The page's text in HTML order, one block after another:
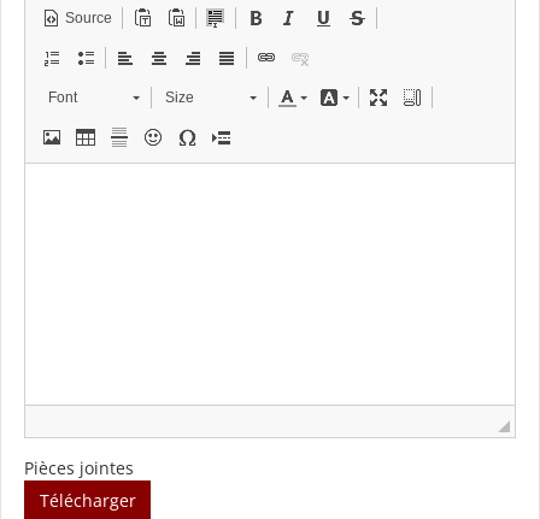
Source
Font Size
Pièces jointes
Télécharger